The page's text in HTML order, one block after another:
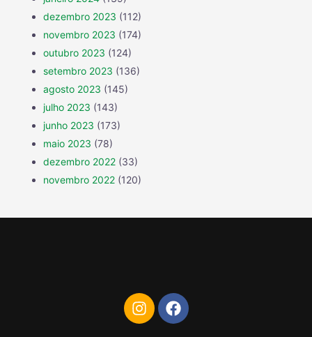
dezembro 2023 (112)
novembro 2023 (174)
outubro 2023 (124)
setembro 2023 (136)
agosto 2023 (145)
julho 2023 (143)
junho 2023 (173)
maio 2023 (78)
dezembro 2022 (33)
novembro 2022 (120)